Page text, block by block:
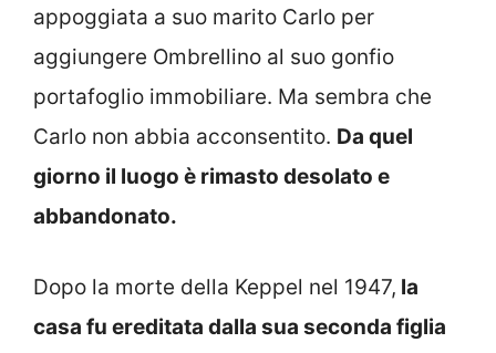
appoggiata a suo marito Carlo per
aggiungere Ombrellino al suo gonfio
portafoglio immobiliare. Ma sembra che
Carlo non abbia acconsentito. Da quel
giorno il luogo è rimasto desolato e
abbandonato.
Dopo la morte della Keppel nel 1947, la
casa fu ereditata dalla sua seconda figlia